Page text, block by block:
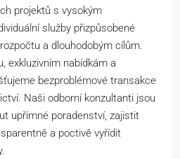
projektů s vysokým
služby přizpůsobené
a dlouhodobým cílům.
exkluzivním nabídkám a
bezproblémové transakce
Naši odborní konzultanti jsou
upřímné poradenství, zajistit
a poctivě vyřídit